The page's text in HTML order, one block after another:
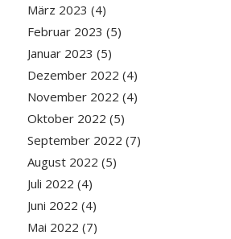
März 2023 (4)
Februar 2023 (5)
Januar 2023 (5)
Dezember 2022 (4)
November 2022 (4)
Oktober 2022 (5)
September 2022 (7)
August 2022 (5)
Juli 2022 (4)
Juni 2022 (4)
Mai 2022 (7)